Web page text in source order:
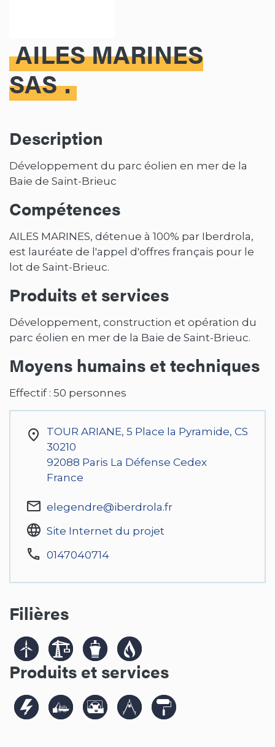
AILES MARINES
SAS
Description
Développement du parc éolien en mer de la
Baie de Saint-Brieuc
Compétences
AILES MARINES, détenue à 100% par Iberdrola,
est lauréate de l'appel d'offres français pour le
lot de Saint-Brieuc.
Produits et services
Développement, construction et opération du
parc éolien en mer de la Baie de Saint-Brieuc.
Moyens humains et techniques
Effectif : 50 personnes
TOUR ARIANE, 5 Place la Pyramide, CS
30210
92088 Paris La Défense Cedex
France
elegendre@iberdrola.fr
Site Internet du projet
0147040714
Filières
Produits et services